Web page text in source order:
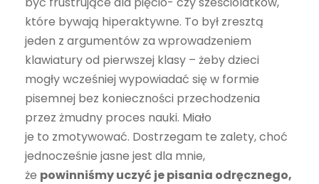
które bywają hiperaktywne. To był zresztą
jeden z argumentów za wprowadzeniem
klawiatury od pierwszej klasy – żeby dzieci
mogły wcześniej wypowiadać się w formie
pisemnej bez konieczności przechodzenia
przez żmudny proces nauki. Miało
je to zmotywować. Dostrzegam te zalety, choć
jednocześnie jasne jest dla mnie,
że powinniśmy uczyć je pisania odręcznego,